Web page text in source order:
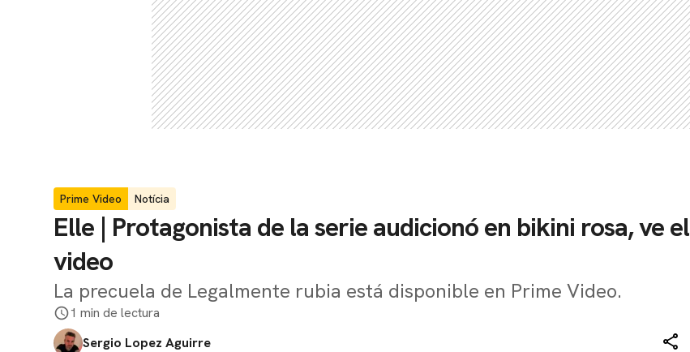
Prime Video Notícia
Elle | Protagonista de la serie audicionó en bikini rosa, ve el
video
La precuela de Legalmente rubia está disponible en Prime Video.
1 min de lectura
Sergio Lopez Aguirre